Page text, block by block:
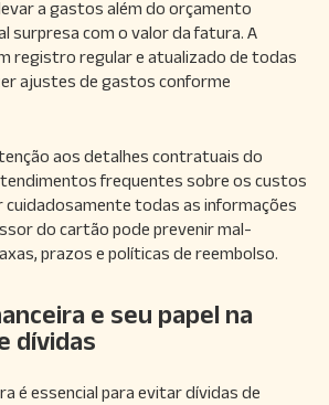
a gastos além do orçamento
surpresa com o valor da fatura. A
registro regular e atualizado de todas
ajustes de gastos conforme
aos detalhes contratuais do
frequentes sobre os custos
cuidadosamente todas as informações
do cartão pode prevenir mal-
prazos e políticas de reembolso.
e seu papel na
dívidas
é essencial para evitar dívidas de